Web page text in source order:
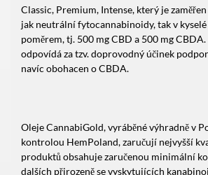
Classic, Premium, Intense, který je
jak neutrální fytocannabinoidy, tak v
poměrem, tj. 500 mg CBD a 500 mg
odpovídá za tzv. doprovodný účinek
navíc obohacen o CBDA.
Oleje CannabiGold, vyráběné výhradně v
kontrolou HemPoland, zaručují nejvyšší
produktů obsahuje zaručenou minimální
dalších přirozeně se vyskytujících